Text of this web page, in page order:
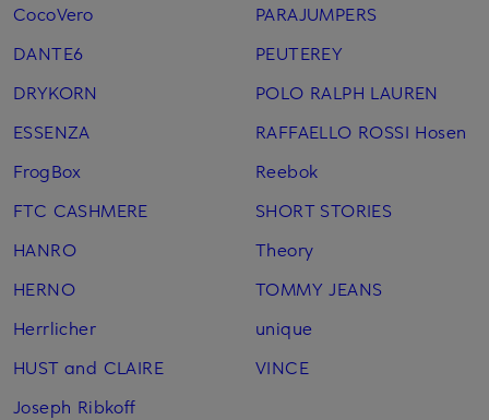
CocoVero
DANTE6
DRYKORN
ESSENZA
FrogBox
FTC CASHMERE
HANRO
HERNO
Herrlicher
HUST and CLAIRE
Joseph Ribkoff
PARAJUMPERS
PEUTEREY
POLO RALPH LAUREN
RAFFAELLO ROSSI Hosen
Reebok
SHORT STORIES
Theory
TOMMY JEANS
unique
VINCE